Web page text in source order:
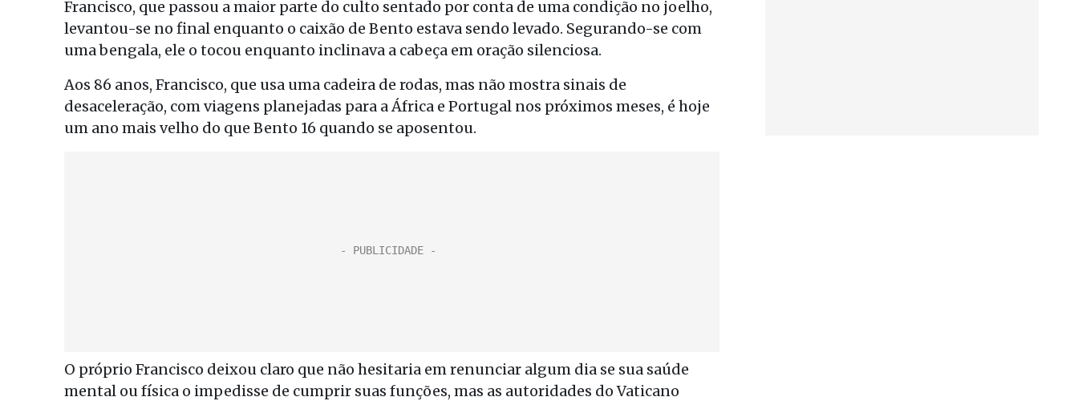
Francisco, que passou a maior parte do culto sentado por conta de uma condição no joelho,
levantou-se no final enquanto o caixão de Bento estava sendo levado. Segurando-se com
uma bengala, ele o tocou enquanto inclinava a cabeça em oração silenciosa.
Aos 86 anos, Francisco, que usa uma cadeira de rodas, mas não mostra sinais de
desaceleração, com viagens planejadas para a África e Portugal nos próximos meses, é hoje
um ano mais velho do que Bento 16 quando se aposentou.
O próprio Francisco deixou claro que não hesitaria em renunciar algum dia se sua saúde
mental ou física o impedisse de cumprir suas funções, mas as autoridades do Vaticano